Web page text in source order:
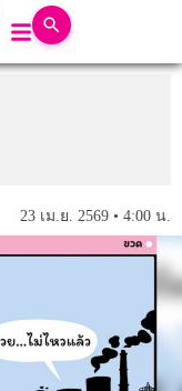
23 เม.ย. 2569 • 4:00 น.